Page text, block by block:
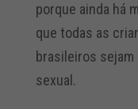
porque ainda há
que todas as
brasileiros
sexual.